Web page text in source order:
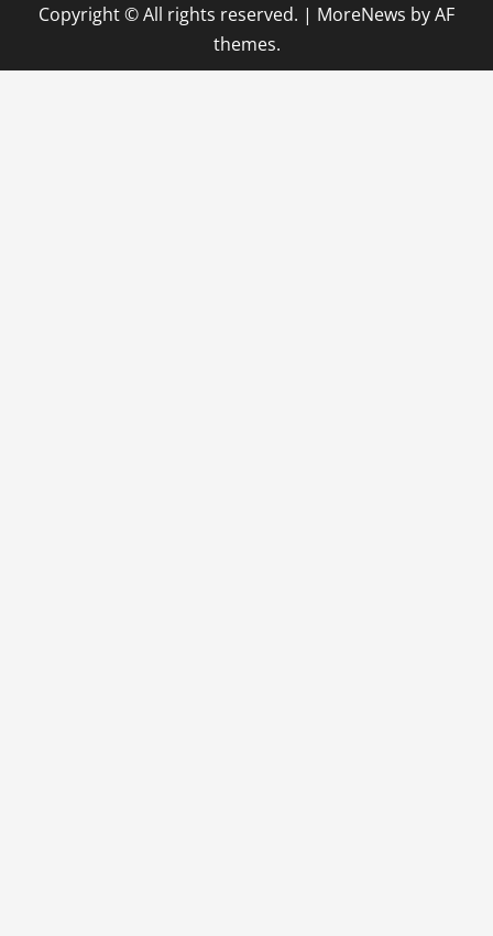
Copyright © All rights reserved. | MoreNews by AF
themes.